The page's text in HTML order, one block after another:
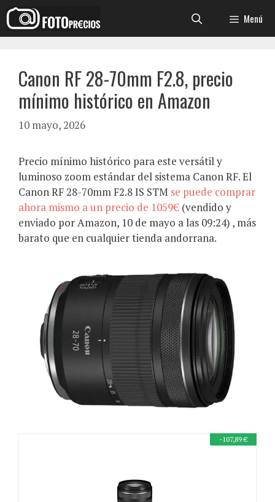
Saltar
al
contenido
Menú
Canon RF 28-70mm F2.8, precio
mínimo histórico en Amazon
10 mayo, 2026
Precio mínimo histórico para este versátil y
luminoso zoom estándar del sistema Canon RF. El
Canon RF 28-70mm F2.8 IS STM se puede comprar
ahora mismo a un precio de 1059€ (vendido y
enviado por Amazon, 10 de mayo a las 09:24) , más
barato que en cualquier tienda andorrana.
-107,89 €